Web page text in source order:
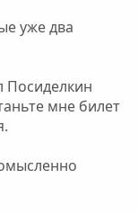
уже два
мне билет